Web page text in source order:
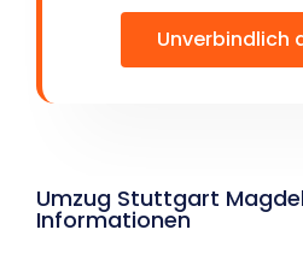
Unverbindlich
Umzug Stuttgart
Informationen